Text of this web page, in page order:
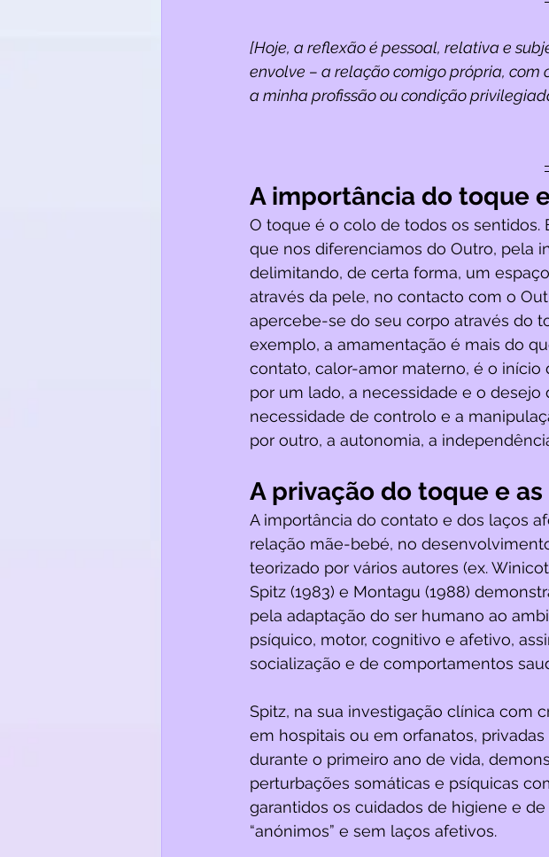
[Hoje, a reflexão é pessoal, relativa e
envolve – a relação comigo própria, com
a minha profissão ou condição
A importância do toque
O toque é o colo de todos os sentidos.
que nos diferenciamos do Outro, pela
delimitando, de certa forma, um
através da pele, no contacto com o
apercebe-se do seu corpo através do
exemplo, a amamentação é mais do
contato, calor-amor materno, é o início
por um lado, a necessidade e o
necessidade de controlo e a
por outro, a autonomia, a
A privação do toque e
A importância do contato e dos laços
relação mãe-bebé, no
teorizado por vários autores (ex.
Spitz (1983) e Montagu (1988)
pela adaptação do ser humano ao
psíquico, motor, cognitivo e afetivo,
socialização e de comportamentos
Spitz, na sua investigação clínica com
em hospitais ou em orfanatos,
durante o primeiro ano de vida,
perturbações somáticas e psíquicas
garantidos os cuidados de higiene e
“anónimos” e sem laços afetivos.